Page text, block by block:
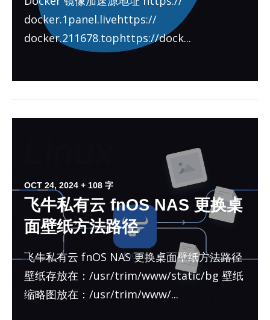
docker.1panel.live­https://​
docker.211678.tophttps://​dock...
OCT 24, 2024 + 108 字
飞牛私有云 fnOS NAS 更换桌
面壁纸方法路径
飞牛私有云 fnOS NAS 更换桌面壁纸方法路径
壁纸存放在：/​usr/​trim/​www/​sta­tic/​bg 壁纸
缩略图放在：/​usr/​trim/​www/...